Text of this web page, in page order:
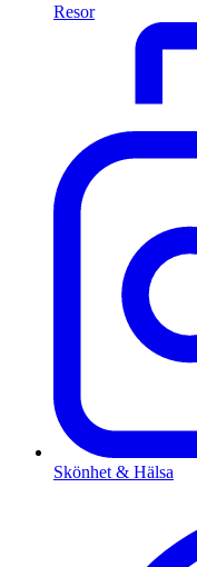
Resor
Skönhet & Hälsa